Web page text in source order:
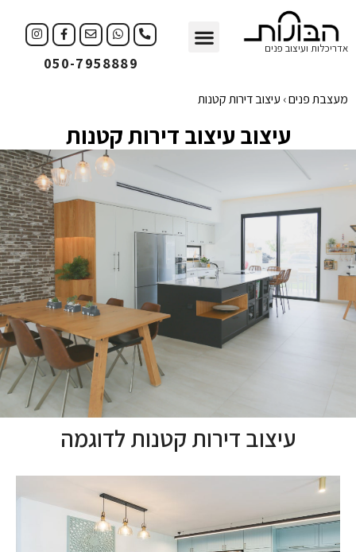
אדריכלות ועיצוב פנים
050-7958889
מעצבת פנים› עיצוב דירות קטנות
עיצוב עיצוב דירות קטנות
עיצוב דירות קטנות לדוגמה